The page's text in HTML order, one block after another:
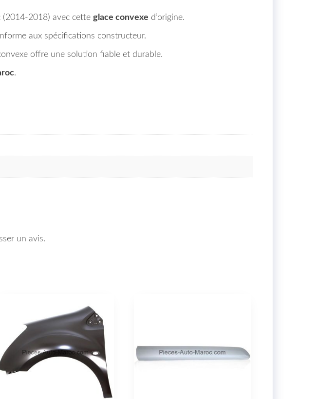
(2014-2018) avec cette glace convexe d’origine.
aux spécifications constructeur.
offre une solution fiable et durable.
.
un avis.